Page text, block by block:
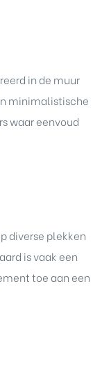
in de muur
minimalistische
waar eenvoud
diverse plekken
is vaak een
toe aan een